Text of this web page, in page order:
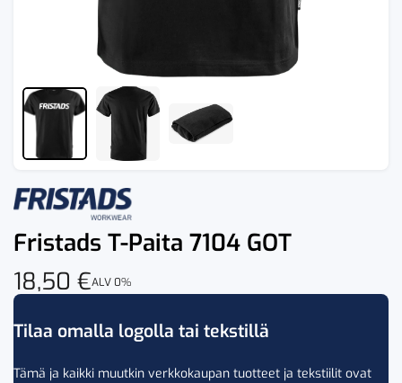
Fristads T-Paita 7104 GOT
18,50 €ALV 0%
Tilaa omalla logolla tai tekstillä
Tämä ja kaikki muutkin verkkokaupan tuotteet ja tekstiilit ovat